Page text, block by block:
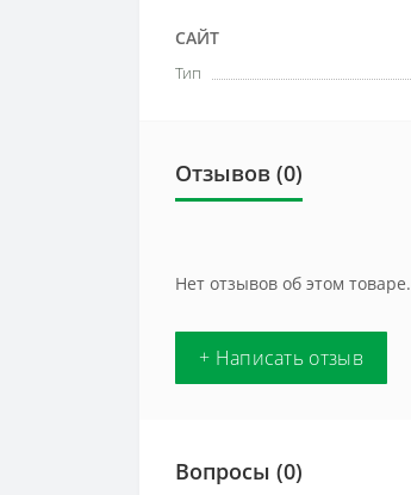
САЙТ
Тип
Отзывов (0)
Нет отзывов об этом товаре.
+ Написать отзыв
Вопросы (0)